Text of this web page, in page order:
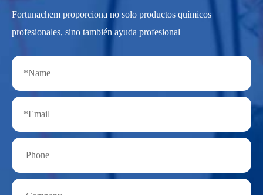
Fortunachem proporciona no solo productos químicos
profesionales, sino también ayuda profesional